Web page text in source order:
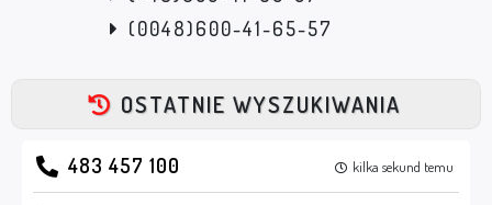
(0048)600-41-65-57
OSTATNIE WYSZUKIWANIA
483 457 100 kilka sekund temu